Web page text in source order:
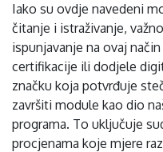
Iako su ovdje navedeni
čitanje i istraživanje,
ispunjavanje na ovaj
certifikacije ili dodjele
značku koja potvrđuje
završiti module kao dio
programa. To uključuje
procjenama koje mjere